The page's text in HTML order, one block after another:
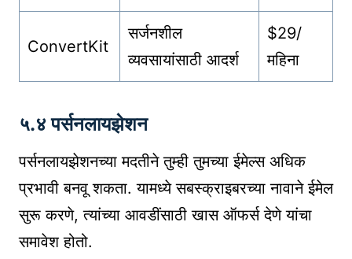
ConvertKit
सर्जनशील
व्यवसायांसाठी आदर्श
$29/
महिना
५.४ पर्सनलायझेशन
पर्सनलायझेशनच्या मदतीने तुम्ही तुमच्या ईमेल्स अधिक
प्रभावी बनवू शकता. यामध्ये सबस्क्राइबरच्या नावाने ईमेल
सुरू करणे, त्यांच्या आवडींसाठी खास ऑफर्स देणे यांचा
समावेश होतो.